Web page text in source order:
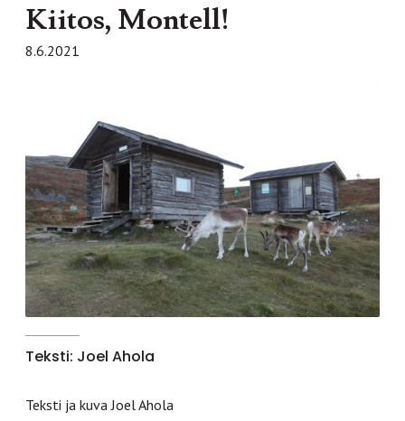
Kiitos, Montell!
8.6.2021
Teksti: Joel Ahola
Teksti ja kuva Joel Ahola